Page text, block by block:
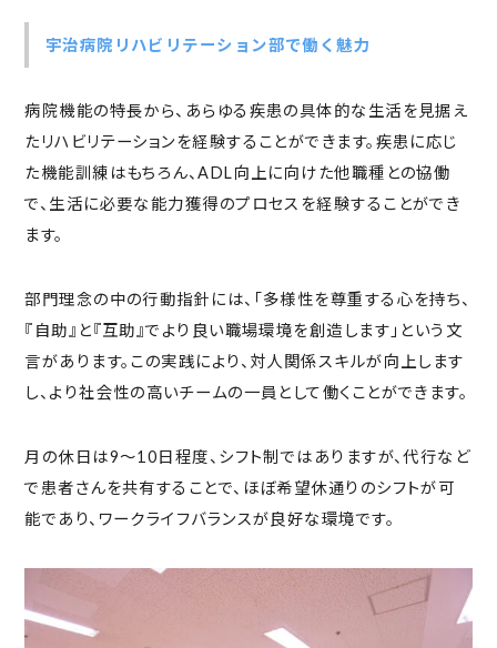
宇治病院リハビリテーション部で働く魅力
病院機能の特長から、あらゆる疾患の具体的な生活を見据え
たリハビリテーションを経験することができます。疾患に応じ
た機能訓練はもちろん、ADL向上に向けた他職種との協働
で、生活に必要な能力獲得のプロセスを経験することができ
ます。
部門理念の中の行動指針には、「多様性を尊重する心を持ち、
『自助』と『互助』でより良い職場環境を創造します」という文
言があります。この実践により、対人関係スキルが向上します
し、より社会性の高いチームの一員として働くことができます。
月の休日は9～10日程度、シフト制ではありますが、代行など
で患者さんを共有することで、ほぼ希望休通りのシフトが可
能であり、ワークライフバランスが良好な環境です。